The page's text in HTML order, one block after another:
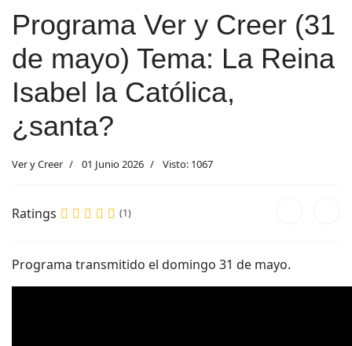
Programa Ver y Creer (31
de mayo) Tema: La Reina
Isabel la Católica,
¿santa?
Ver y Creer 01 Junio 2026 Visto: 1067
Ratings (1)
Programa transmitido el domingo 31 de mayo.